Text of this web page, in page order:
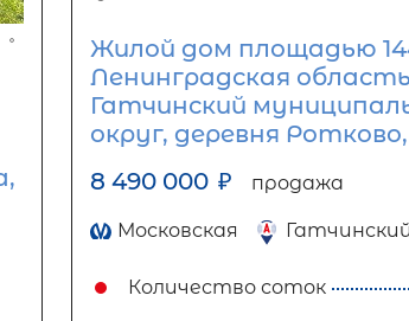
Жилой дом площадью
Ленинградская
Гатчинский
округ, деревня
8 490 000 ₽ продажа
Московская
Количество соток